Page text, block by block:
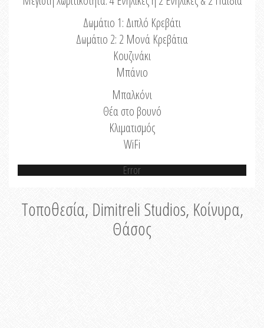
Δωμάτιο 1: Διπλό Κρεβάτι
Δωμάτιο 2: 2 Μονά Κρεβάτια
Κουζινάκι
Μπάνιο
Μπαλκόνι
Θέα στο βουνό
Κλιματισμός
WiFi
Error
Τοποθεσία, Dimitreli Studios, Κοίνυρα,
Θάσος